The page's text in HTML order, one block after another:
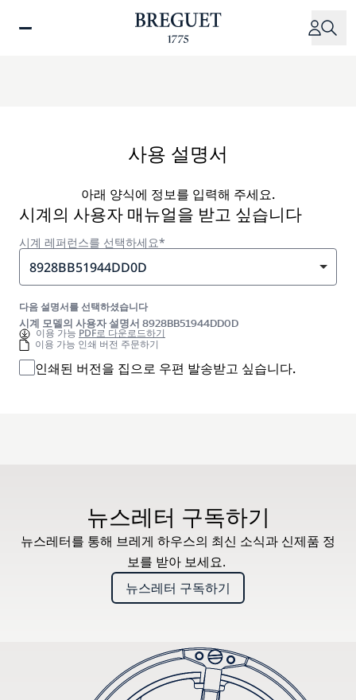
사용 설명서
아래 양식에 정보를 입력해 주세요.
시계의 사용자 매뉴얼을 받고 싶습니다
시계 레퍼런스를 선택하세요*
8928BB51944DD0D
다음 설명서를 선택하셨습니다
시계 모델의 사용자 설명서 8928BB51944DD0D
이용 가능 PDF로 다운로드하기
이용 가능 인쇄 버전 주문하기
인쇄된 버전을 집으로 우편 발송받고 싶습니다.
뉴스레터 구독하기
뉴스레터를 통해 브레게 하우스의 최신 소식과 신제품 정
보를 받아 보세요.
뉴스레터 구독하기